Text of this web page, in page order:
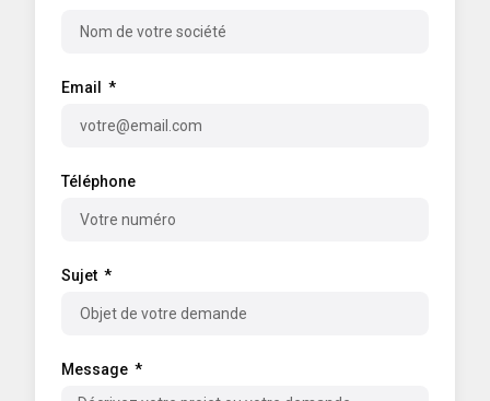
Email
Téléphone
Sujet
Message